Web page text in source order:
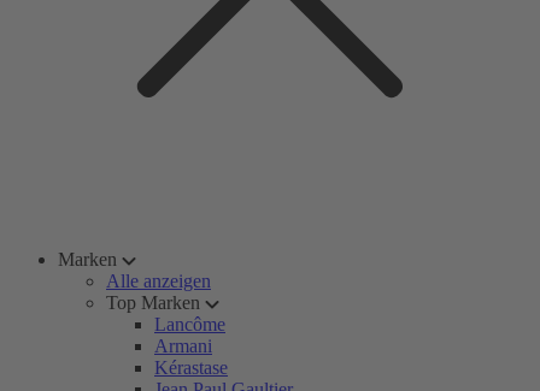
Marken
Alle anzeigen
Top Marken
Lancôme
Armani
Kérastase